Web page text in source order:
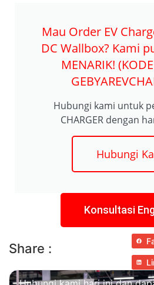
Mau Order EV
DC Wallbox? Kami
MENARIK!
Hubungi kami untuk
CHARGER dengan
Hubungi
Konsultasi
Share :